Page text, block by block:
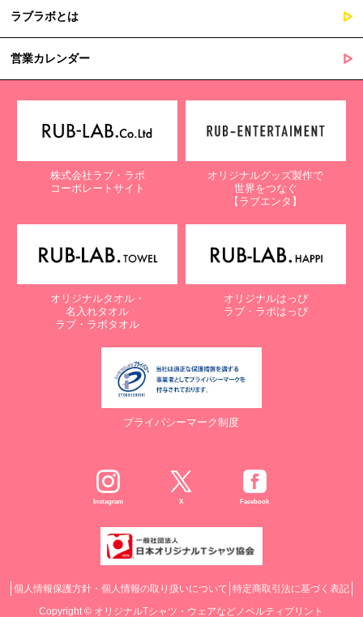
ラブラボとは
営業カレンダー
株式会社ラブ・ラボ
コーポレートサイト
オリジナルグッズ製作で
世界をつなぐ
【ラブエンタ】
オリジナルタオル・
名入れタオル
ラブ・ラボタオル
オリジナルはっぴ
ラブ・ラボはっぴ
プライバシーマーク制度
Instagram X Facebook
個人情報保護方針・個人情報の取り扱いについて 特定商取引法に基づく表記
Copyright © オリジナルTシャツ・ウェアなどノベルティプリント